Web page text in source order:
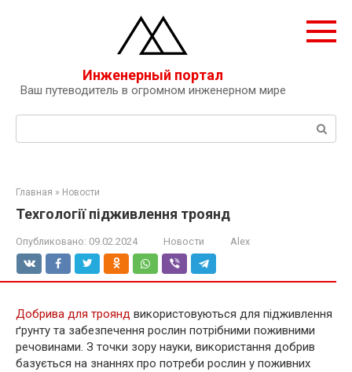
Инженерный портал
Ваш путеводитель в огромном инженерном мире
Поиск:
Главная » Новости
Техгології підживлення троянд
Опубликовано: 09.02.2024 Новости Alex
Добрива для троянд використовуються для підживлення
ґрунту та забезпечення рослин потрібними поживними
речовинами. З точки зору науки, використання добрив
базується на знаннях про потреби рослин у поживних